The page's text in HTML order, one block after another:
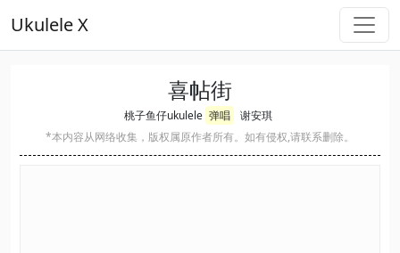
Ukulele X
喜帖街
桃子鱼仔ukulele 弹唱
谢安琪
*本内容从网络收集，版权属原作者所有。如有侵权,请联系删除。